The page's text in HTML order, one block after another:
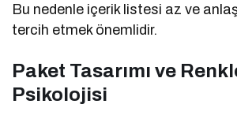
Bu nedenle içerik listesi az ve
tercih etmek önemlidir.
Paket Tasarımı ve
Psikolojisi